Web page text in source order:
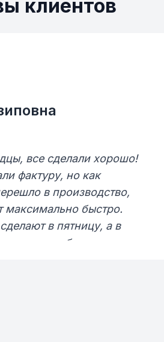
клиентов
все сделали хорошо!
фактуру, но как
в производство,
максимально быстро.
в пятницу, а в
уже все было готово.